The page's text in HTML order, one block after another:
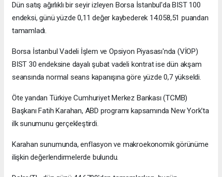
Dün satış ağırlıklı bir seyir izleyen Borsa İstanbul'da BIST 100
endeksi, günü yüzde 0,11 değer kaybederek 14.058,51 puandan
tamamladı.
Borsa İstanbul Vadeli İşlem ve Opsiyon Piyasası'nda (VİOP)
BIST 30 endeksine dayalı şubat vadeli kontrat ise dün akşam
seansında normal seans kapanışına göre yüzde 0,7 yükseldi.
Öte yandan Türkiye Cumhuriyet Merkez Bankası (TCMB)
Başkanı Fatih Karahan, ABD programı kapsamında New York'ta
ilk sunumunu gerçekleştirdi.
Karahan sunumunda, enflasyon ve makroekonomik görünüme
ilişkin değerlendirmelerde bulundu.